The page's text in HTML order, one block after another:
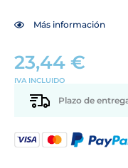
Más información
23,44 €
IVA INCLUIDO
Plazo de